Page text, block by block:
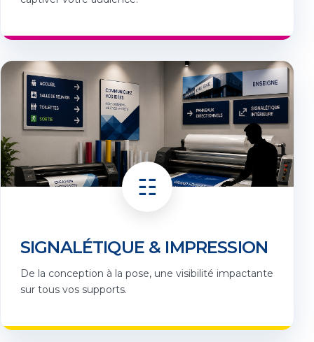
☷
SIGNALÉTIQUE & IMPRESSION
De la conception à la pose, une visibilité impactante
sur tous vos supports.